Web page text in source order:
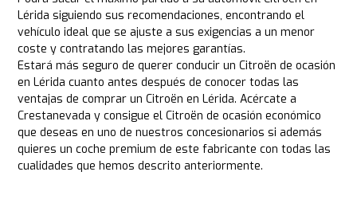
Lérida siguiendo sus recomendaciones, encontrando el
vehículo ideal que se ajuste a sus exigencias a un menor
coste y contratando las mejores garantías.
Estará más seguro de querer conducir un Citroën de ocasión
en Lérida cuanto antes después de conocer todas las
ventajas de comprar un Citroën en Lérida. Acércate a
Crestanevada y consigue el Citroën de ocasión económico
que deseas en uno de nuestros concesionarios si además
quieres un coche premium de este fabricante con todas las
cualidades que hemos descrito anteriormente.